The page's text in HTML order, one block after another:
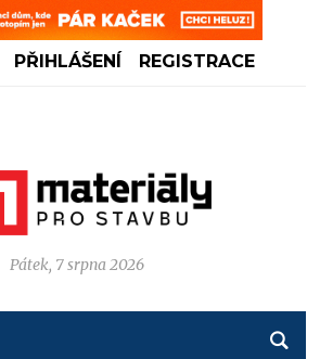
PŘIHLÁŠENÍ REGISTRACE
Pátek, 7 srpna 2026